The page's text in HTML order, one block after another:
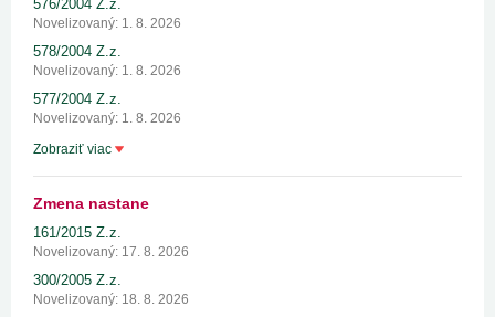
576/2004 Z.z.
Novelizovaný: 1. 8. 2026
578/2004 Z.z.
Novelizovaný: 1. 8. 2026
577/2004 Z.z.
Novelizovaný: 1. 8. 2026
Zobraziť viac
Zmena nastane
161/2015 Z.z.
Novelizovaný: 17. 8. 2026
300/2005 Z.z.
Novelizovaný: 18. 8. 2026